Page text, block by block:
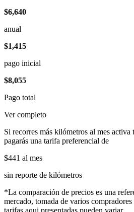
$6,640
anual
$1,415
pago inicial
$8,055
Pago total
Ver completo
Si recorres más kilómetros al mes activa
pagarás una tarifa preferencial de
$441 al mes
sin reporte de kilómetros
*La comparación de precios es una
mercado, tomada de varios
tarifas aqui presentadas pueden variar.